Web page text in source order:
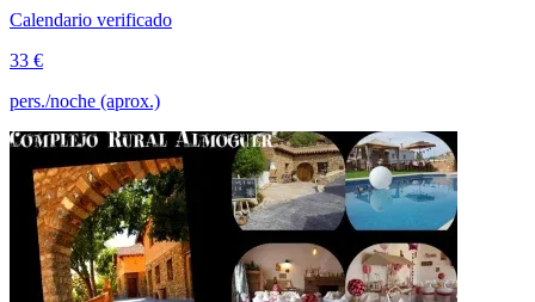
Calendario verificado
33 €
pers./noche (aprox.)